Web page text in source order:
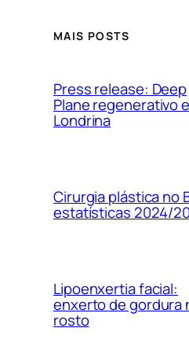
MAIS POSTS
Press release: Deep
Plane regenerativo
Londrina
Cirurgia plástica no
estatísticas 2024/
Lipoenxertia facial:
enxerto de gordura
rosto